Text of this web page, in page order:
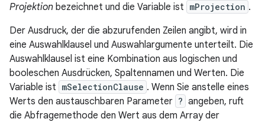
Projektion bezeichnet und die Variable ist mProjection .
Der Ausdruck, der die abzurufenden Zeilen angibt, wird in
eine Auswahlklausel und Auswahlargumente unterteilt. Die
Auswahlklausel ist eine Kombination aus logischen und
booleschen Ausdrücken, Spaltennamen und Werten. Die
Variable ist mSelectionClause . Wenn Sie anstelle eines
Werts den austauschbaren Parameter ? angeben, ruft
die Abfragemethode den Wert aus dem Array der